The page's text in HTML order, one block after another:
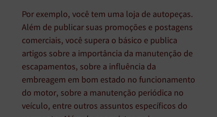
Por exemplo, você tem uma loja de autopeças.
Além de publicar suas promoções e postagens
comerciais, você supera o básico e publica
artigos sobre a importância da manutenção de
escapamentos, sobre a influência da
embreagem em bom estado no funcionamento
do motor, sobre a manutenção periódica no
veículo, entre outros assuntos específicos do